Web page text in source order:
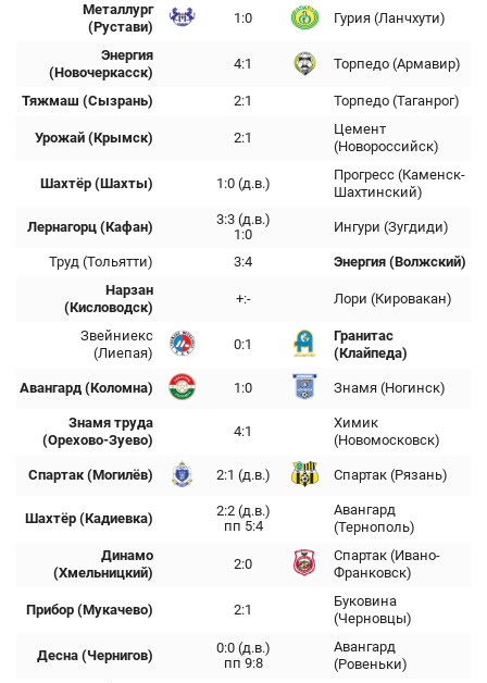
Металлург
(Рустави)
1:0 Гурия (Ланчхути)
Энергия
(Новочеркасск)
4:1 Торпедо (Армавир)
Тяжмаш (Сызрань) 2:1 Торпедо (Таганрог)
Урожай (Крымск) 2:1
Цемент
(Новороссийск)
Шахтёр (Шахты) 1:0 (д.в.)
Прогресс (Каменск-
Шахтинский)
Лернагорц (Кафан)
3:3 (д.в.)
1:0
Ингури (Зугдиди)
Труд (Тольятти) 3:4
Энергия (Волжский)
Нарзан
(Кисловодск)
+:- Лори (Кировакан)
Звейниекс
(Лиепая)
0:1
Гранитас
(Клайпеда)
Авангард (Коломна) 1:0 Знамя (Ногинск)
Знамя труда
(Орехово-Зуево)
4:1
Химик
(Новомосковск)
Спартак (Могилёв) 2:1 (д.в.) Спартак (Рязань)
Шахтёр (Кадиевка)
2:2 (д.в.)
пп 5:4
Авангард
(Тернополь)
Динамо
(Хмельницкий)
2:0
Спартак (Ивано-
Франковск)
Прибор (Мукачево) 2:1
Буковина
(Черновцы)
Десна (Чернигов)
0:0 (д.в.)
пп 9:8
Авангард
(Ровеньки)